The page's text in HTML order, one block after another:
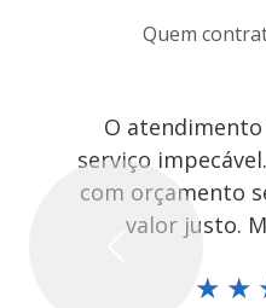
Quem
O
serviço
com orçamento
valor justo.
★ ★